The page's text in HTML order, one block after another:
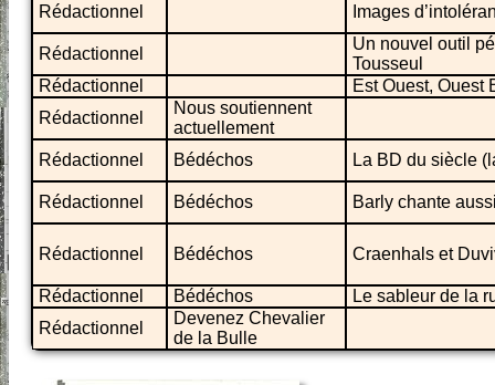
Rédactionnel Images
Rédactionnel
Un nouvel outil
Tousseul
Rédactionnel
Est Ouest, Ouest
Rédactionnel
Nous soutiennent
actuellement
Rédactionnel
Bédéchos La BD du siècle
Rédactionnel Bédéchos Barly chante
Rédactionnel Bédéchos Craenhals et
Rédactionnel Bédéchos
Le sableur de la
Rédactionnel
Devenez Chevalier
de la Bulle